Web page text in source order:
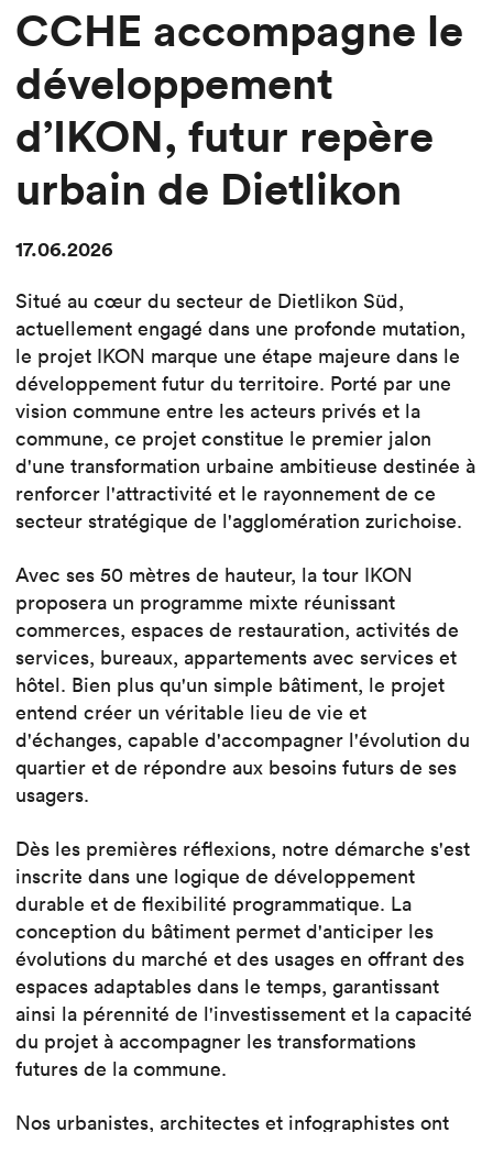
CCHE accompagne le
développement
d’IKON, futur repère
urbain de Dietlikon
17.06.2026
Situé au cœur du secteur de Dietlikon Süd,
actuellement engagé dans une profonde mutation,
le projet IKON marque une étape majeure dans le
développement futur du territoire. Porté par une
vision commune entre les acteurs privés et la
commune, ce projet constitue le premier jalon
d'une transformation urbaine ambitieuse destinée à
renforcer l'attractivité et le rayonnement de ce
secteur stratégique de l'agglomération zurichoise.
Avec ses 50 mètres de hauteur, la tour IKON
proposera un programme mixte réunissant
commerces, espaces de restauration, activités de
services, bureaux, appartements avec services et
hôtel. Bien plus qu'un simple bâtiment, le projet
entend créer un véritable lieu de vie et
d'échanges, capable d'accompagner l'évolution du
quartier et de répondre aux besoins futurs de ses
usagers.
Dès les premières réflexions, notre démarche s'est
inscrite dans une logique de développement
durable et de flexibilité programmatique. La
conception du bâtiment permet d'anticiper les
évolutions du marché et des usages en offrant des
espaces adaptables dans le temps, garantissant
ainsi la pérennité de l'investissement et la capacité
du projet à accompagner les transformations
futures de la commune.
Nos urbanistes, architectes et infographistes ont